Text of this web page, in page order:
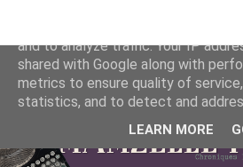
This site uses cookies from
and to analyze traffic. Your IP
shared with Google along with
metrics to ensure quality of
statistics, and to detect and
LEARN MORE